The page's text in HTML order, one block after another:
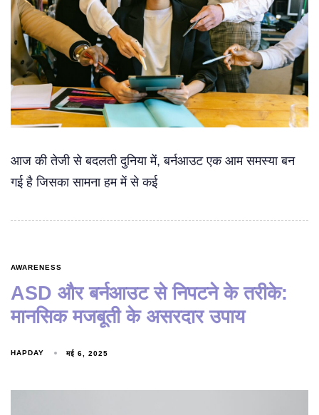
आज की तेजी से बदलती दुनिया में, बर्नआउट एक आम समस्या बन
गई है जिसका सामना हम में से कई
AWARENESS
ASD और बर्नआउट से निपटने के तरीके:
मानसिक मजबूती के असरदार उपाय
HAPDAY मई 6, 2025